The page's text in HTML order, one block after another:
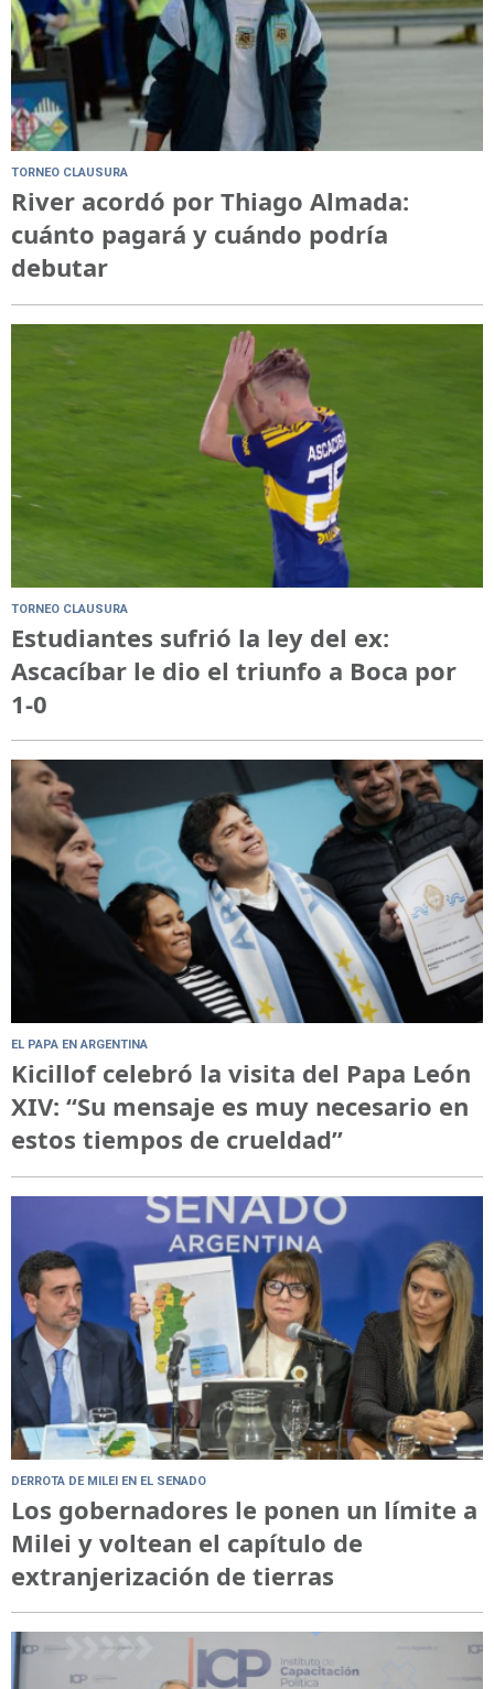
TORNEO CLAUSURA
River acordó por Thiago Almada:
cuánto pagará y cuándo podría
debutar
TORNEO CLAUSURA
Estudiantes sufrió la ley del ex:
Ascacíbar le dio el triunfo a Boca por
1-0
EL PAPA EN ARGENTINA
Kicillof celebró la visita del Papa León
XIV: “Su mensaje es muy necesario en
estos tiempos de crueldad”
DERROTA DE MILEI EN EL SENADO
Los gobernadores le ponen un límite a
Milei y voltean el capítulo de
extranjerización de tierras